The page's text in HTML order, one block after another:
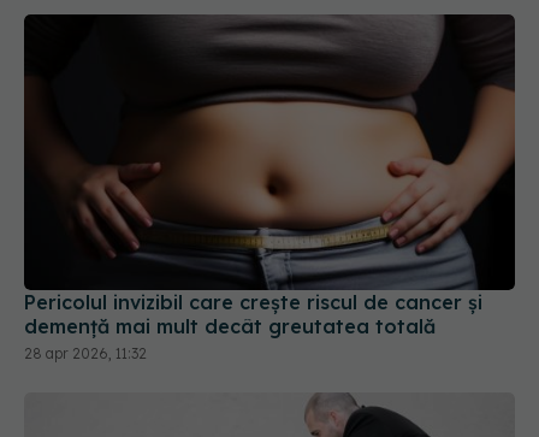
Pericolul invizibil care crește riscul de cancer și
demență mai mult decât greutatea totală
28 apr 2026, 11:32